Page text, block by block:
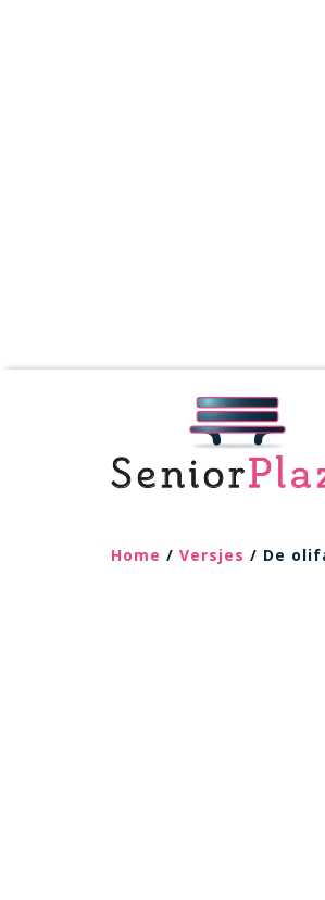
Home / Versjes / De